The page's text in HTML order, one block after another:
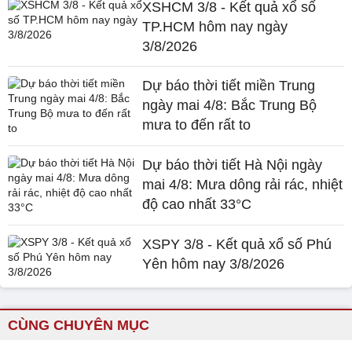
XSHCM 3/8 - Kết quả xổ số
TP.HCM hôm nay ngày
3/8/2026
Dự báo thời tiết miền Trung
ngày mai 4/8: Bắc Trung Bộ
mưa to đến rất to
Dự báo thời tiết Hà Nội ngày
mai 4/8: Mưa dông rải rác, nhiệt
độ cao nhất 33°C
XSPY 3/8 - Kết quả xổ số Phú
Yên hôm nay 3/8/2026
CÙNG CHUYÊN MỤC